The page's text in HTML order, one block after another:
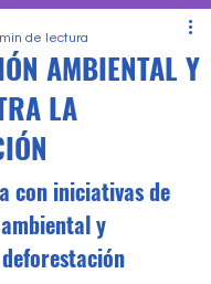
AMBIENTAL Y
LA
de lectura
con iniciativas de
y